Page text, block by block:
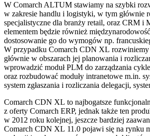
W Comarch ALTUM stawiamy na szybki
w zakresie handlu i logistyki, w tym głównie
specjalistyczne dla branży retail, oraz CRM i
elementem będzie również
dostosowanie go do wymogów np.
W przypadku Comarch CDN XL rozwiniemy
głównie w obszarach jej planowania i
wprowadzić moduł PLM do zarządzania
oraz rozbudować moduły intranetowe m.in.
system zgłaszania i rozliczania delegacji,
Comarch CDN XL to najbogatsze
z oferty Comarch ERP, jednak także ten
w 2012 roku kolejnej, jeszcze bardziej
Comarch CDN XL 11.0 pojawi się na rynku